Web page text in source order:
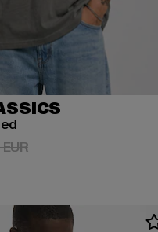
EUR
Aktionspreis: 22,99 EUR